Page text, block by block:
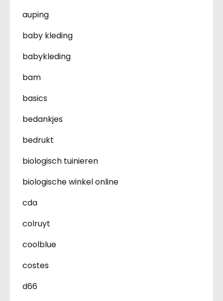
auping
baby kleding
babykleding
bam
basics
bedankjes
bedrukt
biologisch tuinieren
biologische winkel online
cda
colruyt
coolblue
costes
d66